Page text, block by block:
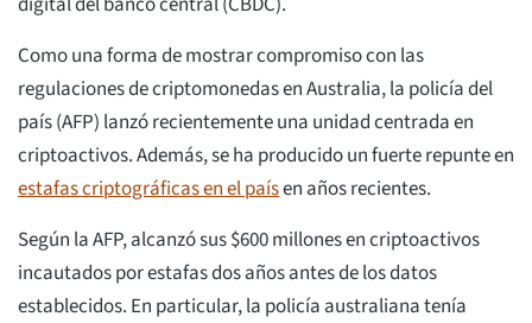
Como una forma de mostrar compromiso con las
regulaciones de criptomonedas en Australia, la policía del
país (AFP) lanzó recientemente una unidad centrada en
criptoactivos. Además, se ha producido un fuerte repunte en
estafas criptográficas en el paísen años recientes.
Según la AFP, alcanzó sus $600 millones en criptoactivos
incautados por estafas dos años antes de los datos
establecidos. En particular, la policía australiana tenía